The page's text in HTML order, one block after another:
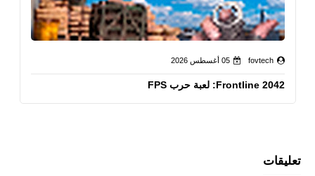
fovtech 05 أغسطس 2026
Frontline 2042: لعبة حرب FPS
تعليقات